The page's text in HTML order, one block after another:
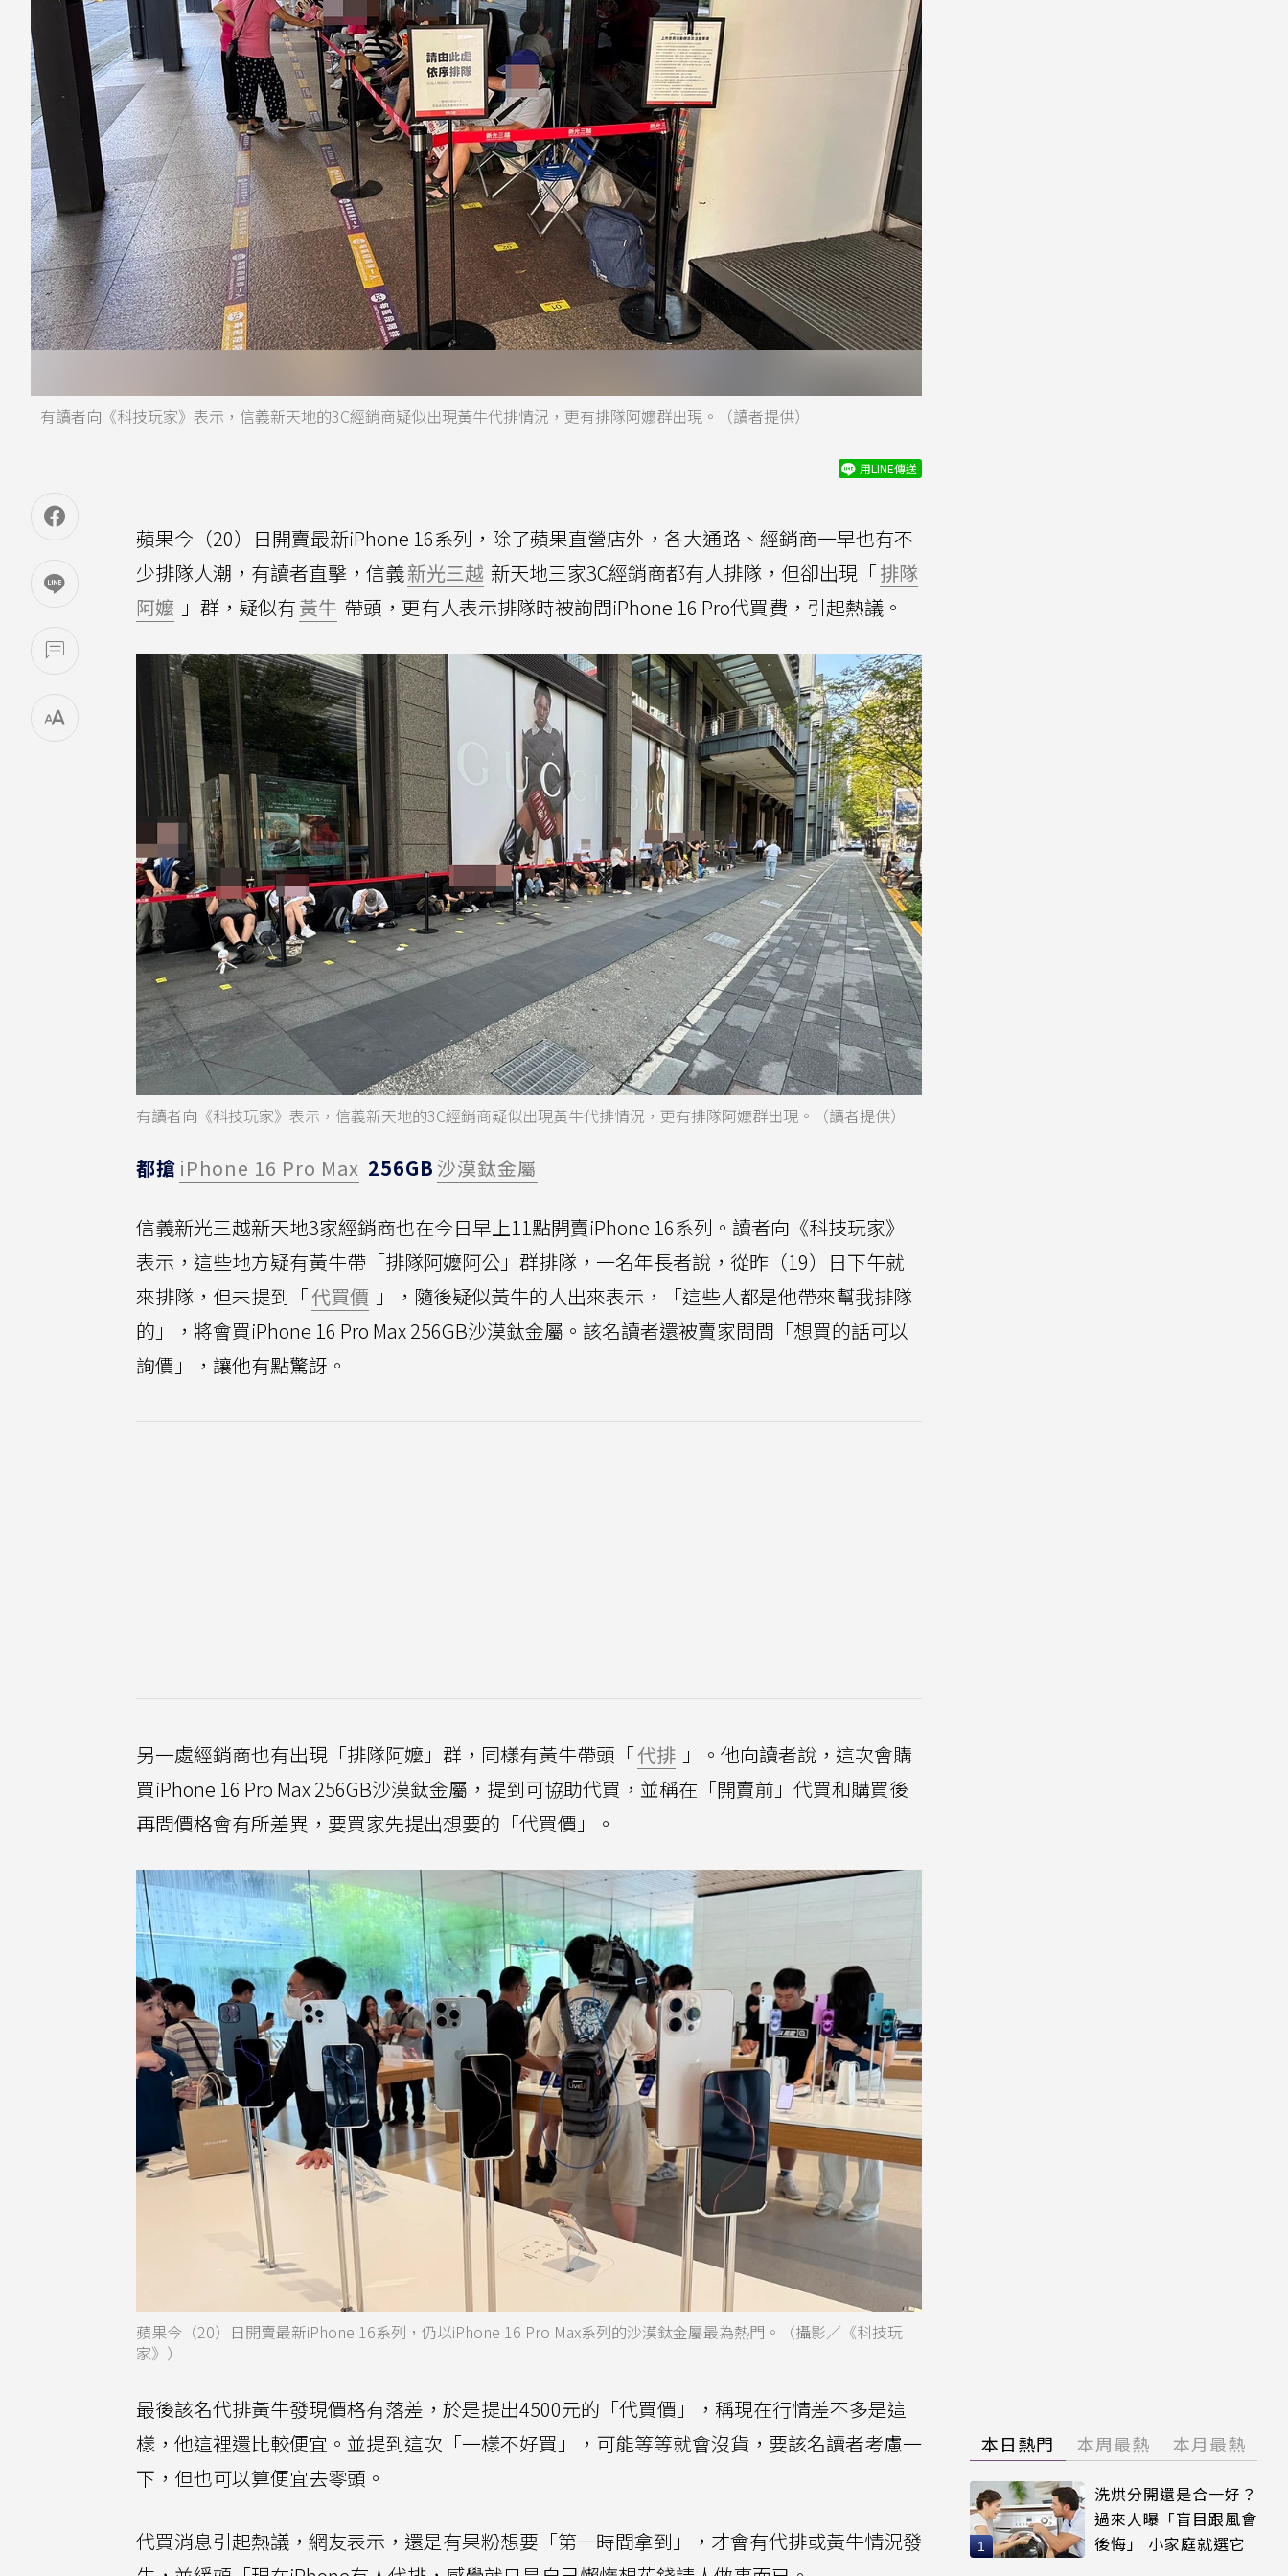
有讀者向《科技玩家》表示，信義新天地的3C經銷商疑似出現黃牛代排情況，更有排隊阿嬤群出現。（讀者提供）
用LINE傳送
蘋果今（20）日開賣最新iPhone 16系列，除了蘋果直營店外，各大通路、經銷商一早也有不
少排隊人潮，有讀者直擊，信義新光三越 新天地三家3C經銷商都有人排隊，但卻出現「排隊
阿嬤 」群，疑似有黃牛 帶頭，更有人表示排隊時被詢問iPhone 16 Pro代買費，引起熱議。
有讀者向《科技玩家》表示，信義新天地的3C經銷商疑似出現黃牛代排情況，更有排隊阿嬤群出現。（讀者提供）
都搶 iPhone 16 Pro Max 256GB沙漠鈦金屬
信義新光三越新天地3家經銷商也在今日早上11點開賣iPhone 16系列。讀者向《科技玩家》
表示，這些地方疑有黃牛帶「排隊阿嬤阿公」群排隊，一名年長者說，從昨（19）日下午就
來排隊，但未提到「代買價 」，隨後疑似黃牛的人出來表示，「這些人都是他帶來幫我排隊
的」，將會買iPhone 16 Pro Max 256GB沙漠鈦金屬。該名讀者還被賣家問問「想買的話可以
詢價」，讓他有點驚訝。
另一處經銷商也有出現「排隊阿嬤」群，同樣有黃牛帶頭「代排 」。他向讀者說，這次會購
買iPhone 16 Pro Max 256GB沙漠鈦金屬，提到可協助代買，並稱在「開賣前」代買和購買後
再問價格會有所差異，要買家先提出想要的「代買價」。
蘋果今（20）日開賣最新iPhone 16系列，仍以iPhone 16 Pro Max系列的沙漠鈦金屬最為熱門。（攝影／《科技玩
家》）
最後該名代排黃牛發現價格有落差，於是提出4500元的「代買價」，稱現在行情差不多是這
樣，他這裡還比較便宜。並提到這次「一樣不好買」，可能等等就會沒貨，要該名讀者考慮一
下，但也可以算便宜去零頭。
代買消息引起熱議，網友表示，還是有果粉想要「第一時間拿到」，才會有代排或黃牛情況發
本日熱門 本周最熱 本月最熱
洗烘分開還是合一好？
過來人曝「盲目跟風會
後悔」 小家庭就選它